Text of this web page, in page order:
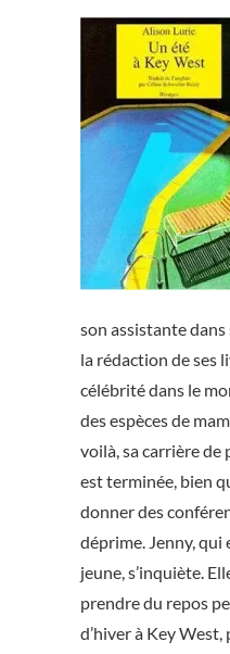
son assistante dans
la rédaction de ses
célébrité dans le
des espèces de
voilà, sa carrière de
est terminée, bien
donner des
déprime. Jenny, qui
jeune, s’inquiète.
prendre du repos
d’hiver à Key